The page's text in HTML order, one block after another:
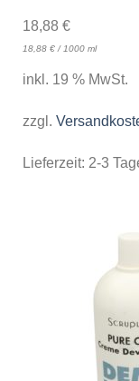
18,88 €
18,88 €/1000 ml
inkl. 19 % MwSt.
zzgl.
Lieferzeit: 2-3